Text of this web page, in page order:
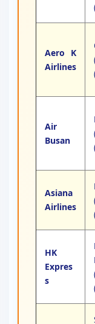
Aero K
Airlines
Air
Busan
Asiana
Airlines
HK
Expres
s